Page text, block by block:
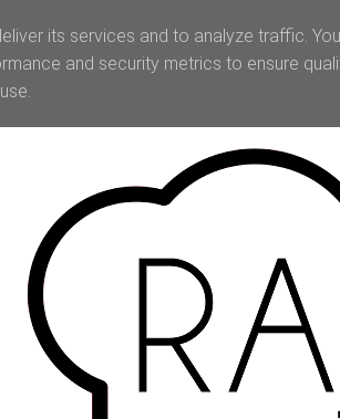
its services and to analyze traffic.
and security metrics to ensure